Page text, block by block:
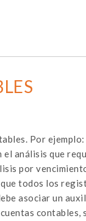
Por
análisis que
por
todos los
asociar un